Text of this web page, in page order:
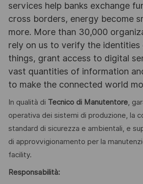
services help banks exchange
cross borders, energy become
more. More than 30,000
rely on us to verify the identities
things, grant access to digital
vast quantities of information
to make the connected world
In qualità di Tecnico di Manutentore,
operativa dei sistemi di produzione, la
standard di sicurezza e ambientali, e
di approvvigionamento per la
facility.
Responsabilità: